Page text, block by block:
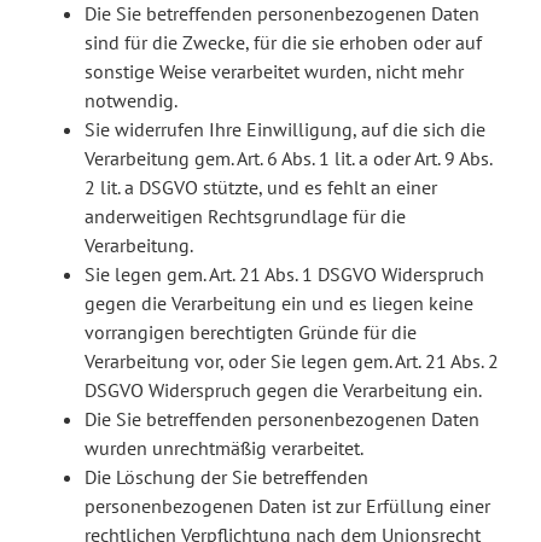
Die Sie betreffenden personenbezogenen Daten
sind für die Zwecke, für die sie erhoben oder auf
sonstige Weise verarbeitet wurden, nicht mehr
notwendig.
Sie widerrufen Ihre Einwilligung, auf die sich die
Verarbeitung gem. Art. 6 Abs. 1 lit. a oder Art. 9 Abs.
2 lit. a DSGVO stützte, und es fehlt an einer
anderweitigen Rechtsgrundlage für die
Verarbeitung.
Sie legen gem. Art. 21 Abs. 1 DSGVO Widerspruch
gegen die Verarbeitung ein und es liegen keine
vorrangigen berechtigten Gründe für die
Verarbeitung vor, oder Sie legen gem. Art. 21 Abs. 2
DSGVO Widerspruch gegen die Verarbeitung ein.
Die Sie betreffenden personenbezogenen Daten
wurden unrechtmäßig verarbeitet.
Die Löschung der Sie betreffenden
personenbezogenen Daten ist zur Erfüllung einer
rechtlichen Verpflichtung nach dem Unionsrecht